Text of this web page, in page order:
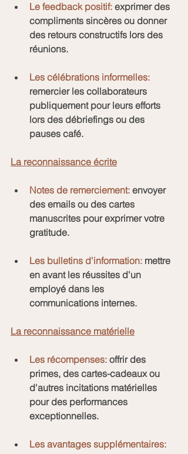
Le feedback positif: exprimer des
compliments sincères ou donner
des retours constructifs lors des
réunions.
Les célébrations informelles:
remercier les collaborateurs
publiquement pour leurs efforts
lors des débriefings ou des
pauses café.
La reconnaissance écrite
Notes de remerciement: envoyer
des emails ou des cartes
manuscrites pour exprimer votre
gratitude.
Les bulletins d'information: mettre
en avant les réussites d'un
employé dans les
communications internes.
La reconnaissance matérielle
Les récompenses: offrir des
primes, des cartes-cadeaux ou
d'autres incitations matérielles
pour des performances
exceptionnelles.
Les avantages supplémentaires: